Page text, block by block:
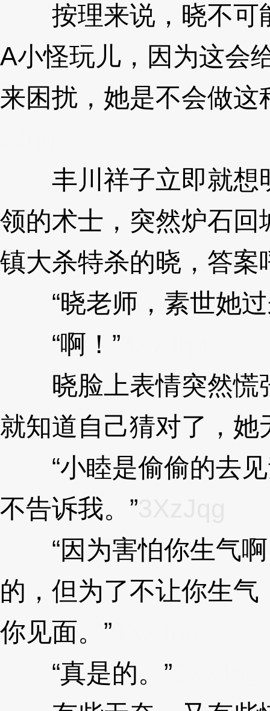
按理来说，晓不可
A小怪玩儿，因为这会
来困扰，她是不会做这
丰川祥子立即就想
领的术士，突然炉石
镇大杀特杀的晓，答案
“晓老师，素世她过
“啊！”
晓脸上表情突然慌
就知道自己猜对了，她
“小睦是偷偷的去见
不告诉我。”
“因为害怕你生气啊
的，但为了不让你生
你见面。”
“真是的。”